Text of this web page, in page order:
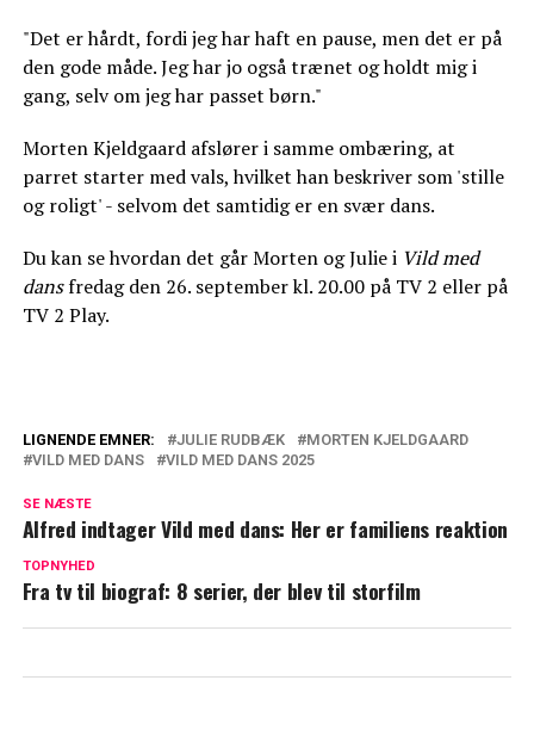
"Det er hårdt, fordi jeg har haft en pause, men det er på
den gode måde. Jeg har jo også trænet og holdt mig i
gang, selv om jeg har passet børn."
Morten Kjeldgaard afslører i samme ombæring, at
parret starter med vals, hvilket han beskriver som 'stille
og roligt' - selvom det samtidig er en svær dans.
Du kan se hvordan det går Morten og Julie i Vild med
dansfredag den 26. september kl. 20.00 på TV 2 eller på
TV 2 Play.
Alt er forandret: Vender Morten
Camilla Dalsgaard klar til Vild med dans:
LIGNENDE EMNER: JULIE RUDBÆK
MORTEN KJELDGAARD
VILD MED DANS
VILD MED DANS 2025
SE NÆSTE
Alfred indtager Vild med dans: Her er familiens reaktion
TOPNYHED
Fra tv til biograf: 8 serier, der blev til storfilm